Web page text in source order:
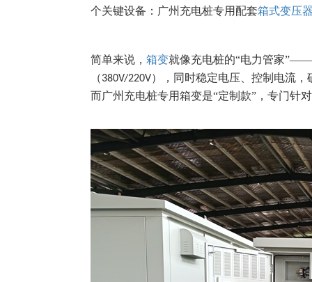
个关键设备：广州充电桩专用配套箱式变压
简单来说， 箱变就像充电桩的“电力管家
（380V/220V），同时稳定电压、控制电流，
而广州充电桩专用箱变是“定制款”，专门针